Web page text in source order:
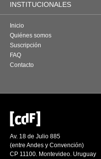
INSTITUCIONALES
Inicio
Quiénes somos
Suscripción
FAQ
Contacto
Av. 18 de Julio 885
(entre Andes y Convención)
CP 11100. Montevideo. Uruguay